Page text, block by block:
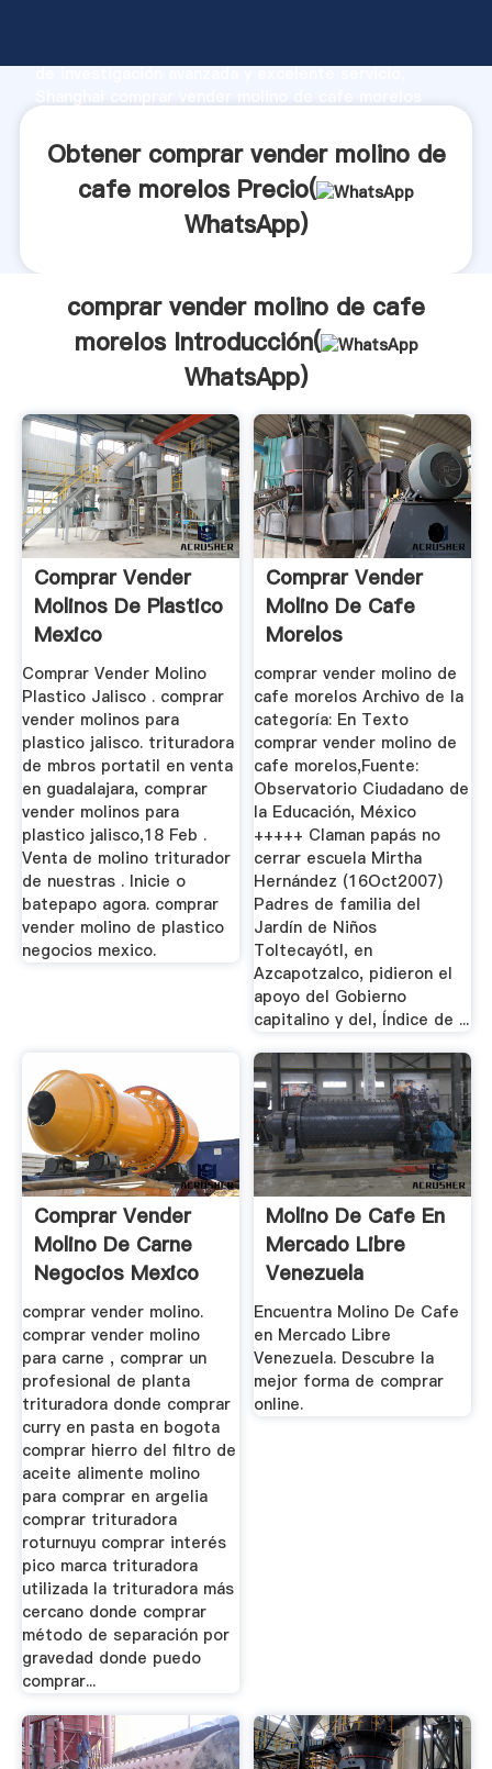
de investigación avanzada y excelente servicio,
clientes.
Obtener comprar vender molino de
cafe morelos Precio(
WhatsApp)
comprar vender molino de cafe
morelos Introducción(
WhatsApp)
Comprar Vender
Molinos De Plastico
Mexico
Comprar Vender Molino
Plastico Jalisco . comprar
vender molinos para
plastico jalisco. trituradora
de mbros portatil en venta
en guadalajara, comprar
vender molinos para
plastico jalisco,18 Feb .
Venta de molino triturador
de nuestras . Inicie o
batepapo agora. comprar
vender molino de plastico
negocios mexico.
Comprar Vender
Molino De Cafe
Morelos
comprar vender molino de
cafe morelos Archivo de la
categoría: En Texto
comprar vender molino de
cafe morelos,Fuente:
Observatorio Ciudadano de
la Educación, México
+++++ Claman papás no
cerrar escuela Mirtha
Hernández (16Oct2007)
Padres de familia del
Jardín de Niños
Toltecayótl, en
Azcapotzalco, pidieron el
apoyo del Gobierno
capitalino y del, Índice de ...
Comprar Vender
Molino De Carne
Negocios Mexico
comprar vender molino.
comprar vender molino
para carne , comprar un
profesional de planta
trituradora donde comprar
curry en pasta en bogota
comprar hierro del filtro de
aceite alimente molino
para comprar en argelia
comprar trituradora
roturnuyu comprar interés
pico marca trituradora
utilizada la trituradora más
cercano donde comprar
método de separación por
gravedad donde puedo
comprar...
Molino De Cafe En
Mercado Libre
Venezuela
Encuentra Molino De Cafe
en Mercado Libre
Venezuela. Descubre la
mejor forma de comprar
online.